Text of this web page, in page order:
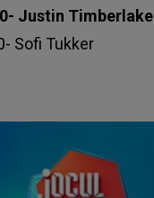
Justin Timberlake
Sofi Tukker